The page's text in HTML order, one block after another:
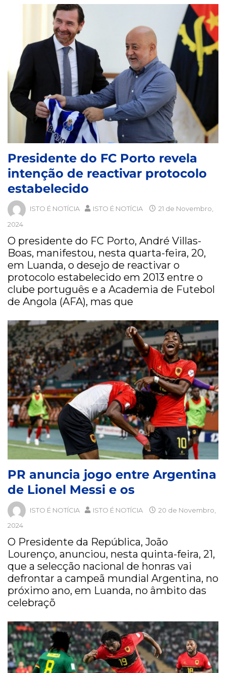
Presidente do FC Porto revela
intenção de reactivar protocolo
estabelecido
ISTO É NOTÍCIA ISTO É NOTÍCIA
21 de Novembro,
2024
O presidente do FC Porto, André Villas-
Boas, manifestou, nesta quarta-feira, 20,
em Luanda, o desejo de reactivar o
protocolo estabelecido em 2013 entre o
clube português e a Academia de Futebol
de Angola (AFA), mas que
PR anuncia jogo entre Argentina
de Lionel Messi e os
ISTO É NOTÍCIA ISTO É NOTÍCIA
20 de Novembro,
2024
O Presidente da República, João
Lourenço, anunciou, nesta quinta-feira, 21,
que a selecção nacional de honras vai
defrontar a campeã mundial Argentina, no
próximo ano, em Luanda, no âmbito das
celebraçõ